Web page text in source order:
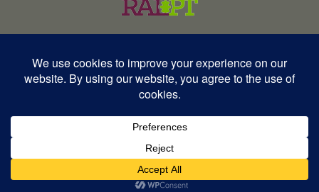
RNAVT 12577 | RNAAT 369/2025
English Español Português